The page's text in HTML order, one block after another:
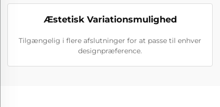
Æstetisk Variationsmulighed
Tilgængelig i flere afslutninger for at passe til enhver
designpræference.